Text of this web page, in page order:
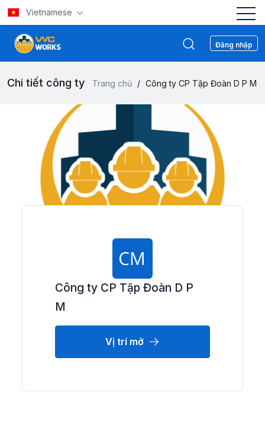
Vietnamese
Đăng nhập
Chi tiết công ty Trang chủ / Công ty CP Tập Đoàn D P M
Công ty CP Tập Đoàn D P
M
Vị trí mở